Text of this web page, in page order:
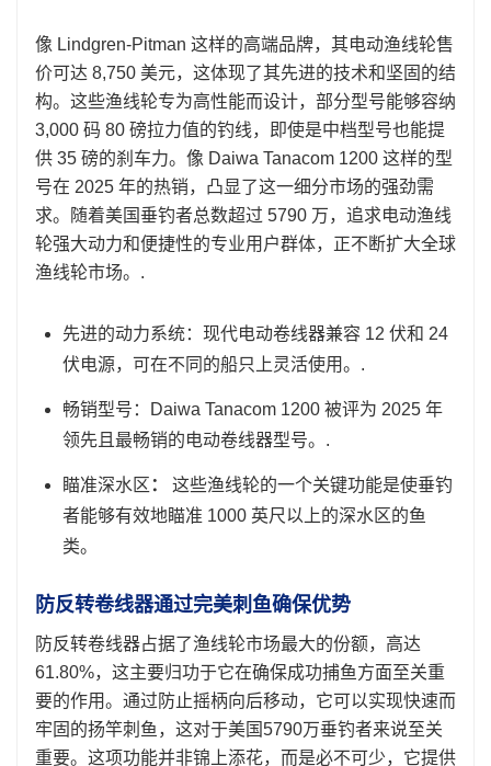
像 Lindgren-Pitman 这样的高端品牌，其电动渔线轮售
价可达 8,750 美元，这体现了其先进的技术和坚固的结
构。这些渔线轮专为高性能而设计，部分型号能够容纳
3,000 码 80 磅拉力值的钓线，即使是中档型号也能提
供 35 磅的刹车力。像 Daiwa Tanacom 1200 这样的型
号在 2025 年的热销，凸显了这一细分市场的强劲需
求。随着美国垂钓者总数超过 5790 万，追求电动渔线
轮强大动力和便捷性的专业用户群体，正不断扩大全球
渔线轮市场。.
先进的动力系统：现代电动卷线器兼容 12 伏和 24
伏电源，可在不同的船只上灵活使用。.
畅销型号：Daiwa Tanacom 1200 被评为 2025 年
领先且最畅销的电动卷线器型号。.
瞄准深水区 ：
这些渔线轮的一个关键功能是使垂钓
者能够有效地瞄准 1000 英尺以上的深水区的鱼
类。
防反转卷线器通过完美刺鱼确保优势
防反转卷线器占据了渔线轮市场最大的份额，高达
61.80%，这主要归功于它在确保成功捕鱼方面至关重
要的作用。通过防止摇柄向后移动，它可以实现快速而
牢固的扬竿刺鱼，这对于美国5790万垂钓者来说至关
重要。这项功能并非锦上添花，而是必不可少，它提供